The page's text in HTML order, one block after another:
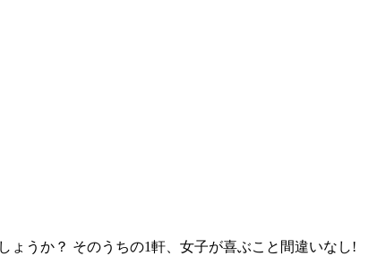
うか？ そのうちの1軒、女子が喜ぶこと間違いなし!